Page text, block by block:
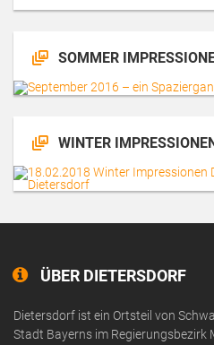
SOMMER
WINTER IMPRESSIONEN
ÜBER DIETERSDORF
Dietersdorf ist ein Ortsteil von
Stadt Bayerns im Regierungsbezirk